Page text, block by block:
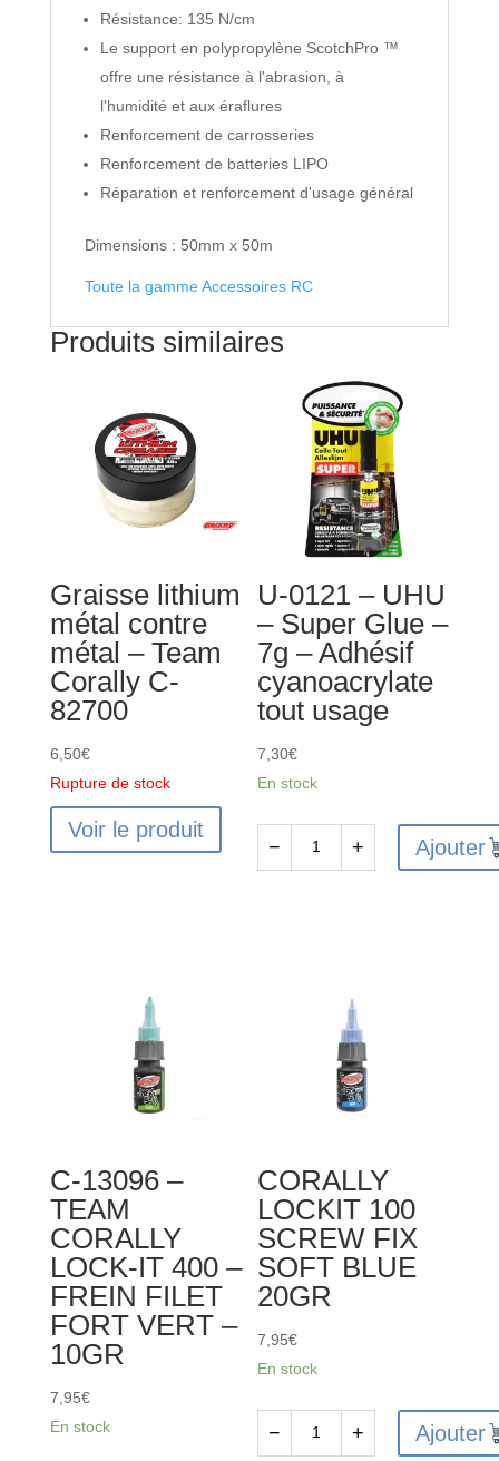
Résistance: 135 N/cm
Le support en polypropylène ScotchPro ™
offre une résistance à l'abrasion, à
l'humidité et aux éraflures
Renforcement de carrosseries
Renforcement de batteries LIPO
Réparation et renforcement d'usage général
Dimensions : 50mm x 50m
Toute la gamme Accessoires RC
Produits similaires
Graisse lithium
métal contre
métal – Team
Corally C-
82700
6,50€
Rupture de stock
Voir le produit
U-0121 – UHU
– Super Glue –
7g – Adhésif
cyanoacrylate
tout usage
7,30€
En stock
-
Adhésif
cyanoacrylate
tout
usage
− + Ajouter
C-13096 –
TEAM
CORALLY
LOCK-IT 400 –
FREIN FILET
FORT VERT –
10GR
7,95€
En stock
CORALLY
LOCKIT 100
SCREW FIX
SOFT BLUE
20GR
7,95€
En stock
− + Ajouter